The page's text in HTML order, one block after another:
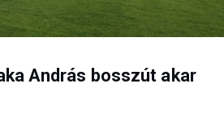
András bosszút akar